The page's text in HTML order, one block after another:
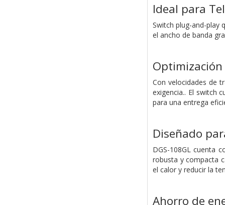
Ideal para
Switch plug-and-play
el ancho de banda
Con velocidades de
exigencia.. El switch
para una entrega
Diseñado
DGS-108GL cuenta
robusta y compacta
el calor y reducir la
Ahorro de